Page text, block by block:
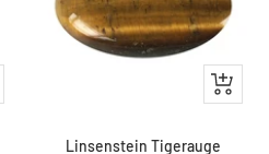
IN
DEN
Linsenstein Tigerauge